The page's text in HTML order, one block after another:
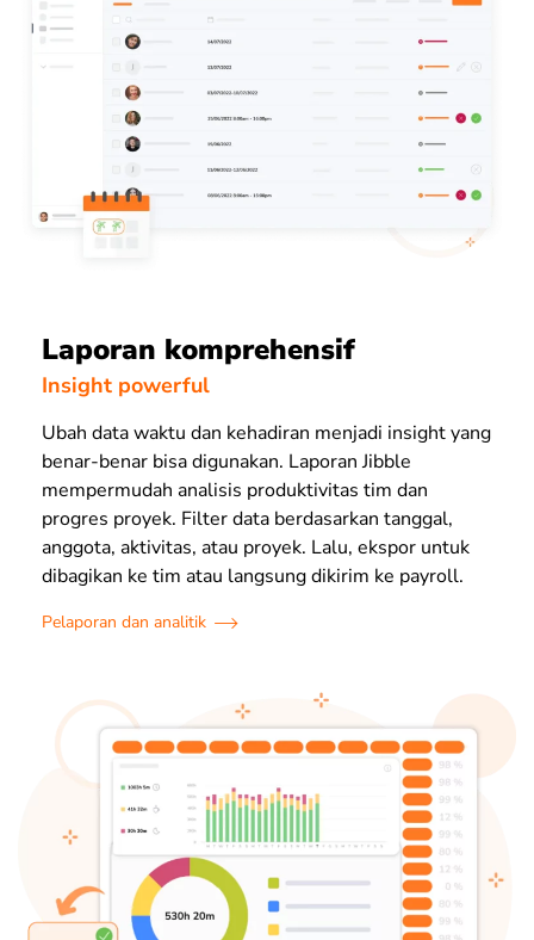
Laporan komprehensif
Insight powerful
Ubah data waktu dan kehadiran menjadi insight yang
benar-benar bisa digunakan. Laporan Jibble
mempermudah analisis produktivitas tim dan
progres proyek. Filter data berdasarkan tanggal,
anggota, aktivitas, atau proyek. Lalu, ekspor untuk
dibagikan ke tim atau langsung dikirim ke payroll.
Pelaporan dan analitik